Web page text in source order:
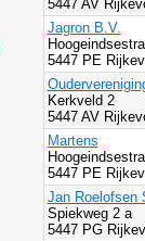
5447 AV
Jagron B.V.
5447 PE
Kerkveld 2
5447 AV
Martens
5447 PE
Jan Roelofsen
Spiekweg 2 a
5447 PG